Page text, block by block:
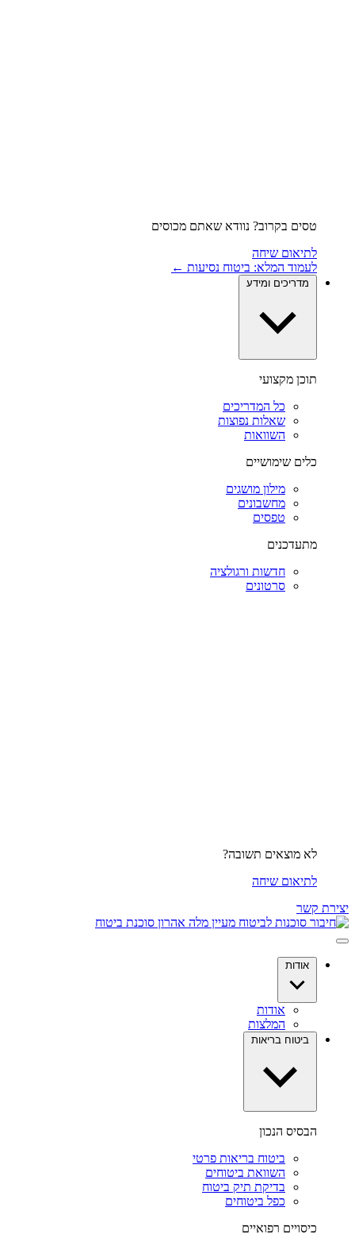
טסים בקרוב? נוודא שאתם מכוסים
לתיאום שיחה
לעמוד המלא: ביטוח נסיעות ←
מדריכים ומידע
תוכן מקצועי
כל המדריכים
שאלות נפוצות
השוואות
כלים שימושיים
מילון מושגים
מחשבונים
טפסים
מתעדכנים
חדשות ורגולציה
סרטונים
לא מוצאים תשובה?
לתיאום שיחה
יצירת קשר
אודות
אודות
המלצות
ביטוח בריאות
הבסיס הנכון
ביטוח בריאות פרטי
השוואת ביטוחים
בדיקת תיק ביטוח
כפל ביטוחים
כיסויים רפואיים